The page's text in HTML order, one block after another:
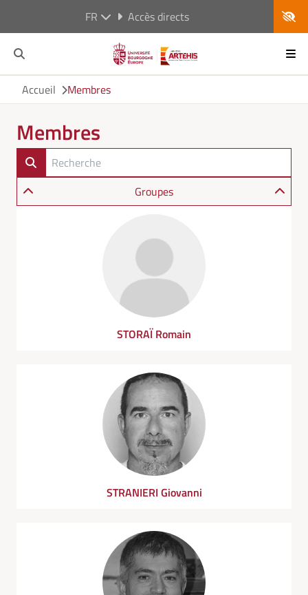
FR Accès directs
Accueil Membres
Membres
Groupes
STORAÏ Romain
STRANIERI Giovanni